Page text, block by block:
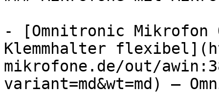
- [Omnitronic Mikrofon
Klemmhalter
mikrofone.de/out/
variant=md&wt=md) —